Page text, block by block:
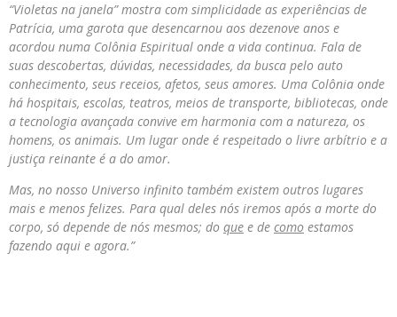
“Violetas na janela” mostra com simplicidade as experiências de
Patrícia, uma garota que desencarnou aos dezenove anos e
acordou numa Colônia Espiritual onde a vida continua. Fala de
suas descobertas, dúvidas, necessidades, da busca pelo auto
conhecimento, seus receios, afetos, seus amores. Uma Colônia onde
há hospitais, escolas, teatros, meios de transporte, bibliotecas, onde
a tecnologia avançada convive em harmonia com a natureza, os
homens, os animais. Um lugar onde é respeitado o livre arbítrio e a
justiça reinante é a do amor.
Mas, no nosso Universo infinito também existem outros lugares
mais e menos felizes. Para qual deles nós iremos após a morte do
corpo, só depende de nós mesmos; do que e de como estamos
fazendo aqui e agora.”